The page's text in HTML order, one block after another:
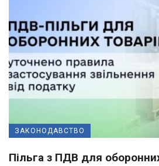
ЗАКОНОДАВСТВО
Пільга з ПДВ для